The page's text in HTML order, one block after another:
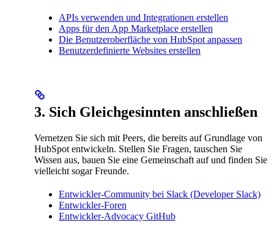
APIs verwenden und Integrationen erstellen
Apps für den App Marketplace erstellen
Die Benutzeroberfläche von HubSpot anpassen
Benutzerdefinierte Websites erstellen
3. Sich Gleichgesinnten anschließen
Vernetzen Sie sich mit Peers, die bereits auf Grundlage von
HubSpot entwickeln. Stellen Sie Fragen, tauschen Sie
Wissen aus, bauen Sie eine Gemeinschaft auf und finden Sie
vielleicht sogar Freunde.
Entwickler-Community bei Slack (Developer Slack)
Entwickler-Foren
Entwickler-Advocacy GitHub